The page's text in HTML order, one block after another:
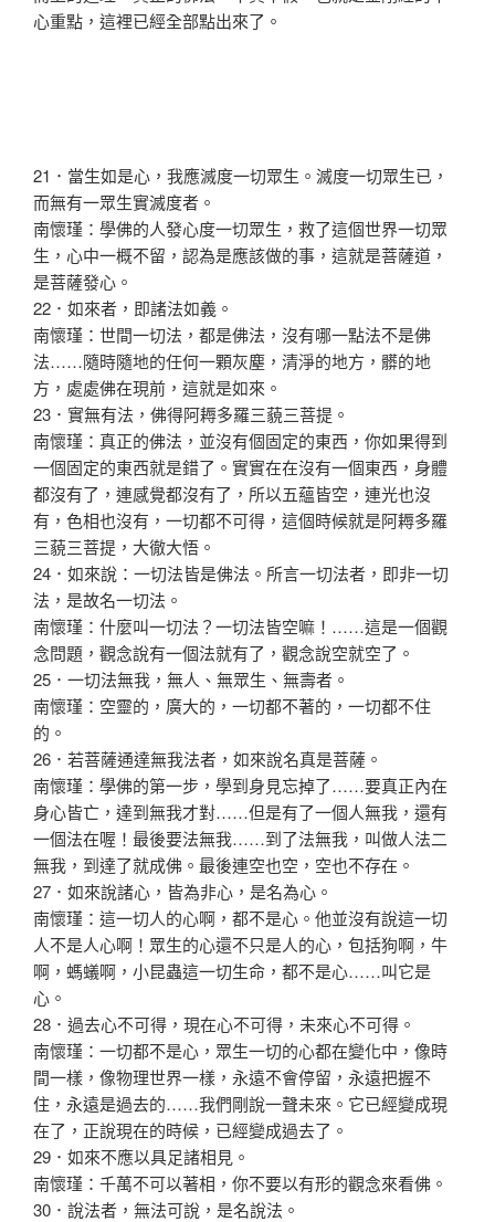
心重點，這裡已經全部點出來了。
21．當生如是心，我應滅度一切眾生。滅度一切眾生已，
而無有一眾生實滅度者。
南懷瑾：學佛的人發心度一切眾生，救了這個世界一切眾
生，心中一概不留，認為是應該做的事，這就是菩薩道，
是菩薩發心。
22．如來者，即諸法如義。
南懷瑾：世間一切法，都是佛法，沒有哪一點法不是佛
法……隨時隨地的任何一顆灰塵，清淨的地方，髒的地
方，處處佛在現前，這就是如來。
23．實無有法，佛得阿耨多羅三藐三菩提。
南懷瑾：真正的佛法，並沒有個固定的東西，你如果得到
一個固定的東西就是錯了。實實在在沒有一個東西，身體
都沒有了，連感覺都沒有了，所以五蘊皆空，連光也沒
有，色相也沒有，一切都不可得，這個時候就是阿耨多羅
三藐三菩提，大徹大悟。
24．如來說：一切法皆是佛法。所言一切法者，即非一切
法，是故名一切法。
南懷瑾：什麼叫一切法？一切法皆空嘛！……這是一個觀
念問題，觀念說有一個法就有了，觀念說空就空了。
25．一切法無我，無人、無眾生、無壽者。
南懷瑾：空靈的，廣大的，一切都不著的，一切都不住
的。
26．若菩薩通達無我法者，如來說名真是菩薩。
南懷瑾：學佛的第一步，學到身見忘掉了……要真正內在
身心皆亡，達到無我才對……但是有了一個人無我，還有
一個法在喔！最後要法無我……到了法無我，叫做人法二
無我，到達了就成佛。最後連空也空，空也不存在。
27．如來說諸心，皆為非心，是名為心。
南懷瑾：這一切人的心啊，都不是心。他並沒有說這一切
人不是人心啊！眾生的心還不只是人的心，包括狗啊，牛
啊，螞蟻啊，小昆蟲這一切生命，都不是心……叫它是
心。
28．過去心不可得，現在心不可得，未來心不可得。
南懷瑾：一切都不是心，眾生一切的心都在變化中，像時
間一樣，像物理世界一樣，永遠不會停留，永遠把握不
住，永遠是過去的……我們剛說一聲未來。它已經變成現
在了，正說現在的時候，已經變成過去了。
29．如來不應以具足諸相見。
南懷瑾：千萬不可以著相，你不要以有形的觀念來看佛。
30．說法者，無法可說，是名說法。